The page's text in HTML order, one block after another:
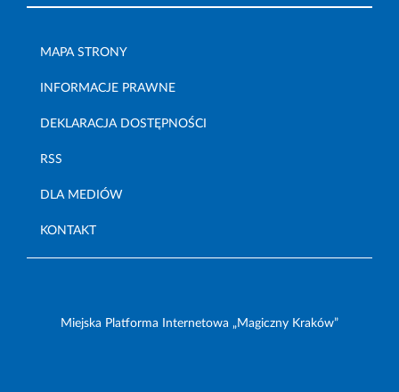
MAPA STRONY
INFORMACJE PRAWNE
DEKLARACJA DOSTĘPNOŚCI
RSS
DLA MEDIÓW
KONTAKT
Miejska Platforma Internetowa „Magiczny Kraków”